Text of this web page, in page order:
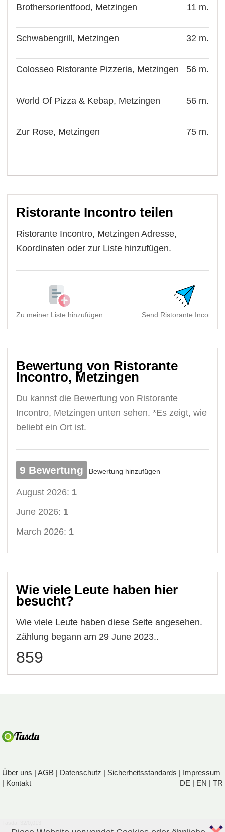
Brothersorientfood, Metzingen 11 m.
Schwabengrill, Metzingen 32 m.
Colosseo Ristorante Pizzeria, Metzingen 56 m.
World Of Pizza & Kebap, Metzingen 56 m.
Zur Rose, Metzingen 75 m.
Ristorante Incontro teilen
Ristorante Incontro, Metzingen Adresse,
Koordinaten oder zur Liste hinzufügen.
Zu meiner Liste hinzufügen Send Ristorante
Bewertung von Ristorante
Incontro, Metzingen
Du kannst die Bewertung von Ristorante
Incontro, Metzingen unten sehen. *Es zeigt, wie
beliebt ein Ort ist.
9 Bewertung Bewertung hinzufügen
August 2026: 1
June 2026: 1
March 2026: 1
Wie viele Leute haben hier
besucht?
Wie viele Leute haben diese Seite angesehen.
Zählung begann am 29 June 2023..
859
Über uns |AGB | Datenschutz | Sicherheitsstandards | Impressum
| Kontakt DE | EN | TR